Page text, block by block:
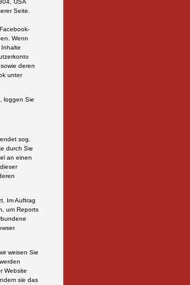
USA
Seite.
Wenn
deren
unter
loggen Sie
sog.
durch Sie
an einen
Im Auftrag
um Reports
weisen Sie
Website
sie das